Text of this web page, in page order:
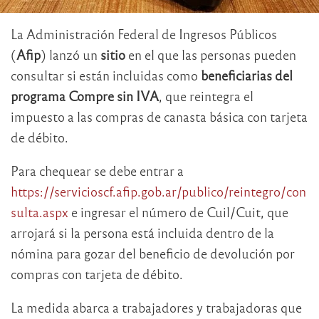
La Administración Federal de Ingresos Públicos
(Afip) lanzó un sitio en el que las personas pueden
consultar si están incluidas como beneficiarias del
programa Compre sin IVA, que reintegra el
impuesto a las compras de canasta básica con tarjeta
de débito.
Para chequear se debe entrar a
https://servicioscf.afip.gob.ar/publico/reintegro/con
sulta.aspx e ingresar el número de Cuil/Cuit, que
arrojará si la persona está incluida dentro de la
nómina para gozar del beneficio de devolución por
compras con tarjeta de débito.
La medida abarca a trabajadores y trabajadoras que